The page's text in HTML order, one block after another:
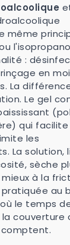
même
:
en
La
Le gel
qui facilite
les
La solution,
sèche
à la
au
le temps
couverture